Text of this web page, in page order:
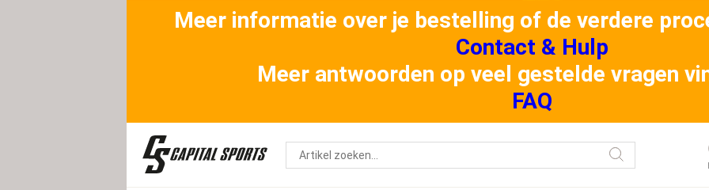
Meer informatie over je bestelling of de verdere
Contact & Hulp
Meer antwoorden op veel gestelde vragen
FAQ